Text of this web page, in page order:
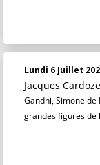
Lundi 6 Juillet
Jacques Cardoze
Gandhi, Simone
grandes figures de